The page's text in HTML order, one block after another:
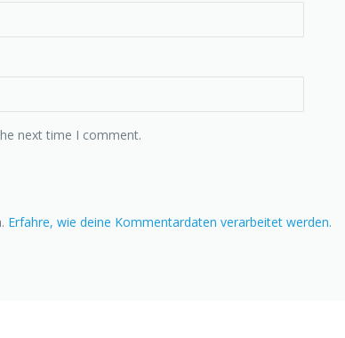
next time I comment.
Erfahre, wie deine Kommentardaten verarbeitet werden.